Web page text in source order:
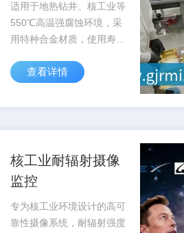
适用于地热钻井、核工业等
550℃高温强腐蚀环境，采
用特种合金材质，使用寿命
子模拟器官网获取...
查看详情
核工业耐辐射摄像
监控
专为核工业环境设计的高可
靠性摄像系统，耐辐射强度